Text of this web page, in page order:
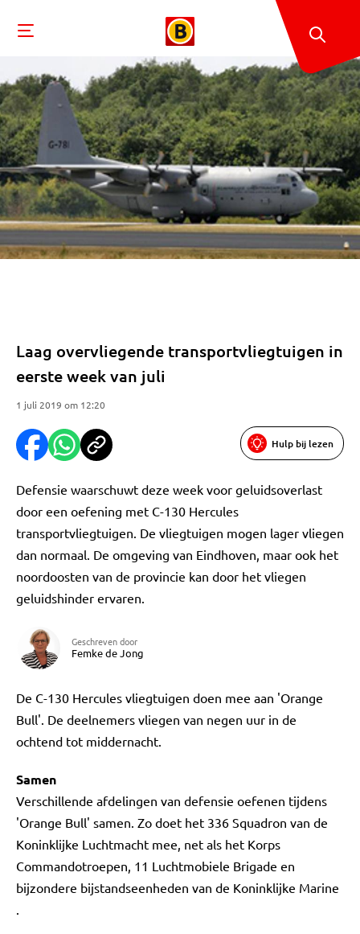
Laag overvliegende transportvliegtuigen in
eerste week van juli
1 juli 2019 om 12:20
Hulp bij lezen
Defensie waarschuwt deze week voor geluidsoverlast
door een oefening met C-130 Hercules
transportvliegtuigen. De vliegtuigen mogen lager vliegen
dan normaal. De omgeving van Eindhoven, maar ook het
noordoosten van de provincie kan door het vliegen
geluidshinder ervaren.
Geschreven door
Femke de Jong
De C-130 Hercules vliegtuigen doen mee aan 'Orange
Bull'. De deelnemers vliegen van negen uur in de
ochtend tot middernacht.
Samen
Verschillende afdelingen van defensie oefenen tijdens
'Orange Bull' samen. Zo doet het 336 Squadron van de
Koninklijke Luchtmacht mee, net als het Korps
Commandotroepen, 11 Luchtmobiele Brigade en
bijzondere bijstandseenheden van de Koninklijke Marine
.